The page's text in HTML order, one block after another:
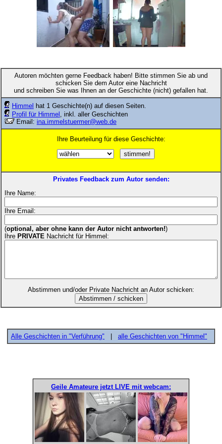
Autoren möchten gerne Feedback haben! Bitte stimmen Sie ab und
schicken Sie dem Autor eine Nachricht
und schreiben Sie was Ihnen an der Geschichte (nicht) gefallen hat.
Himmel hat 1 Geschichte(n) auf diesen Seiten.
Profil für Himmel
, inkl. aller Geschichten
Email: ina.immelstuermer@web.de
Ihre Beurteilung für diese Geschichte:
Privates Feedback zum Autor senden:
Ihre Name:
Ihre Email:
(optional, aber ohne kann der Autor nicht antworten!)
Ihre PRIVATE Nachricht für Himmel:
Abstimmen und/oder Private Nachricht an Autor schicken:
Alle Geschichten in "Verführung" | alle Geschichten von "Himmel"
Geile Amateure jetzt LIVE mit webcam: